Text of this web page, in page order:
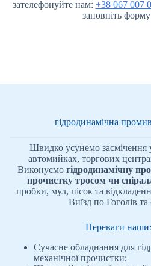
зателефонуйте нам: +38 067 007
заповніть форму
гідродинамічна
Швидко усунемо засмічення
автомийках, торгових
Виконуємо гідродинамічну
прочистку тросом чи
пробки, мул, пісок та
Виїзд по Гоголів та
Переваги
Сучасне обладнання для
механічної прочистки;